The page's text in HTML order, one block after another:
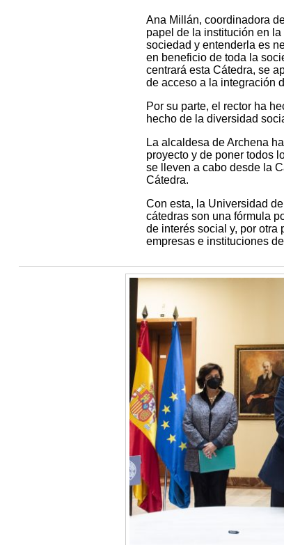
Ana Millán, coordinadora
papel de la institución en
sociedad y entenderla es
en beneficio de toda la
centrará esta Cátedra, se
de acceso a la integración
Por su parte, el rector ha
hecho de la diversidad
La alcaldesa de Archena
proyecto y de poner todos
se lleven a cabo desde la
Cátedra.
Con esta, la Universidad
cátedras son una fórmula
de interés social y, por
empresas e instituciones